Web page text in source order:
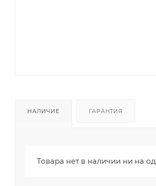
НАЛИЧИЕ ГАРАНТИЯ
Товара нет в наличии ни на